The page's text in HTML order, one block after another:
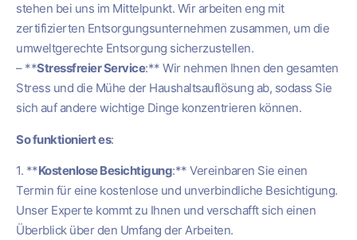
stehen bei uns im Mittelpunkt. Wir arbeiten eng mit
zertifizierten Entsorgungsunternehmen zusammen, um die
umweltgerechte Entsorgung sicherzustellen.
– **Stressfreier Service:** Wir nehmen Ihnen den gesamten
Stress und die Mühe der Haushaltsauflösung ab, sodass Sie
sich auf andere wichtige Dinge konzentrieren können.
So funktioniert es:
1. **Kostenlose Besichtigung:** Vereinbaren Sie einen
Termin für eine kostenlose und unverbindliche Besichtigung.
Unser Experte kommt zu Ihnen und verschafft sich einen
Überblick über den Umfang der Arbeiten.